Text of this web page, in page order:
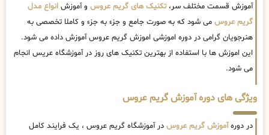
آموزش قسمت مختلف سر،تکنیک های گریم عروس و آموزش انواع مدل
گریم عروس می شود که به صورت جامع و جزء به جزء و کاملا تخصصی به
هنرجویان گرامی در دوره اموزشی اموزش گریم عروس آموزش داده می شود.
این اموزش ها با استفاده از بهترین تکنیک های روز در آموزشگاه عریس انجام
می شود.
ویژگی های دوره آموزش گریم عروس
در دورهآموزش گریم عروس در آموزشگاه گریم عروس ، یک فرایند کامل